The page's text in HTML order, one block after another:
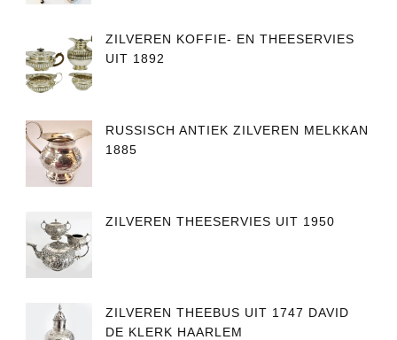
ZILVEREN KOFFIE- EN THEESERVIES
UIT 1892
RUSSISCH ANTIEK ZILVEREN MELKKAN
1885
ZILVEREN THEESERVIES UIT 1950
ZILVEREN THEEBUS UIT 1747 DAVID
DE KLERK HAARLEM